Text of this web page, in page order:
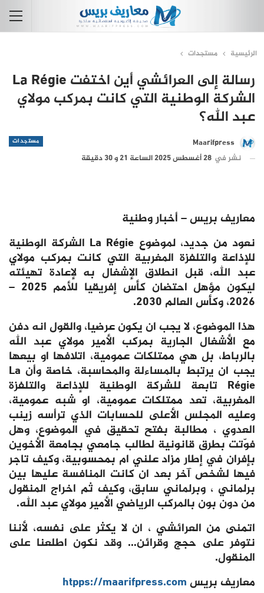
الرئيسية مستجدات
رسالة إلى العرائشي أين اختفت La Régie
الشركة الوطنية التي كانت بمركب مولاي
عبد الله؟
مستجدات
Maarifpress
نشر في 28 أغسطس 2025 الساعة 21 و 30 دقيقة
معاريف بريس – أخبار وطنية
نعود من جديد، لموضوع La Régie الشركة الوطنية
للإذاعة والتلفزة المغربية التي كانت بمركب مولاي
عبد الله، قبل انطلاق الإشغال به لإعادة تهيئته
ليكون مؤهل احتضان كأس إفريقيا للأمم 2025 –
2026، وكأس العالم 2030.
هذا الموضوع، لا يجب ان يكون عرضيا، والقول انه دفن
مع الأشغال الجارية بمركب الأمير مولاي عبد الله
بالرباط، بل هي ممتلكات عمومية، اتلافها او بيعها
يجب ان يرتبط بالمساءلة والمحاسبة، خاصة وأن La
Régie تابعة للشركة الوطنية للإذاعة والتلفزة
المغربية، تعد ممتلكات عمومية، او شبه عمومية،
وعليه المجلس الأعلى للحسابات الذي ترأسه زينب
العدوي ، مطالبة بفتح تحقيق في الموضوع، وهل
فوّتت بطرق قانونية لطالب جامعي بجامعة الأخوين
بإفران في إطار مزاد علني ام بمحسوبية، وكيف تاجر
فيها لشخص آخر بعد ان كانت المنافسة عليها بين
برلماني ، وبرلماني سابق، وكيف ثم اخراج المنقول
من دون بون بالمركب الرياضي الأمير مولاي عبد الله.
اتمنى من العرائشي ، ان لا يكثر على نفسه، لأننا
نتوفر على حجج وقرائن… وقد نكون اطلعنا على
المنقول.
معاريف بريسhtpps://maarifpress.com